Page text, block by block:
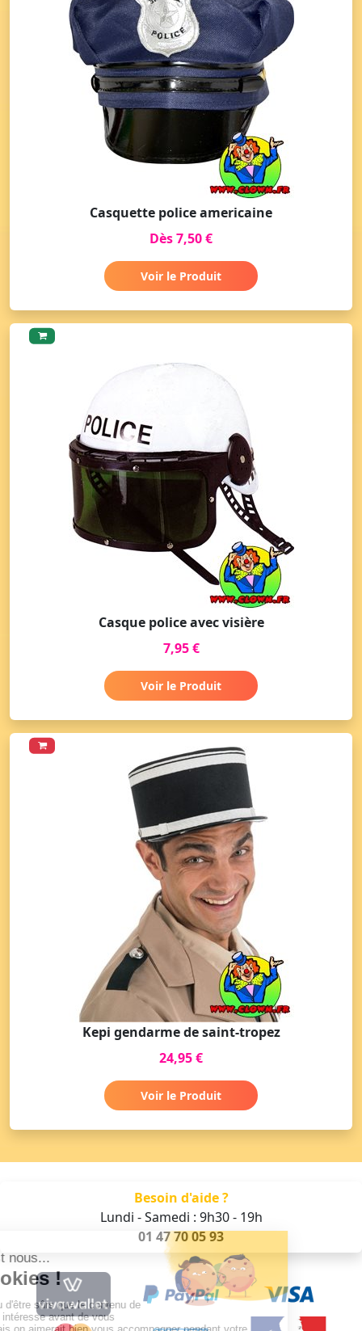
Casquette police americaine
Dès 7,50 €
Voir le Produit
Casque police avec visière
7,95 €
Voir le Produit
Kepi gendarme de saint-tropez
24,95 €
Voir le Produit
Besoin d'aide ?
Lundi - Samedi : 9h30 - 19h
01 47 70 05 93